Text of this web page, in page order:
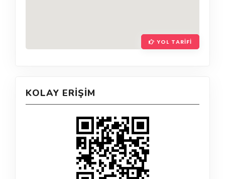
YOL TARIFI
KOLAY ERIŞIM